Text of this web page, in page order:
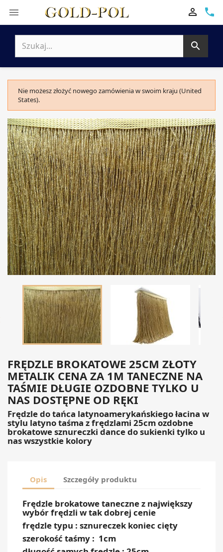
 phone


Nie możesz złożyć nowego zamówienia w swoim kraju (United
States).
FRĘDZLE BROKATOWE 25CM ZŁOTY
METALIK CENA ZA 1M TANECZNE NA
TAŚMIE DŁUGIE OZDOBNE TYLKO U
NAS DOSTĘPNE OD RĘKI
Frędzle do tańca latynoamerykańskiego łacina w
stylu latyno taśma z frędzlami 25cm ozdobne
brokatowe sznureczki dance do sukienki tylko u
nas wszystkie kolory
Opis Szczegóły produktu
Frędzle brokatowe taneczne z największy
wybór frędzli w tak dobrej cenie
frędzle typu : sznureczek koniec cięty
szerokość taśmy : 1cm